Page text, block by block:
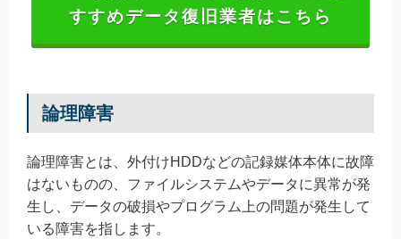
すすめデータ復旧業者はこちら
論理障害
論理障害とは、外付けHDDなどの記録媒体本体に故障
はないものの、ファイルシステムやデータに異常が発
生し、データの破損やプログラム上の問題が発生して
いる障害を指します。